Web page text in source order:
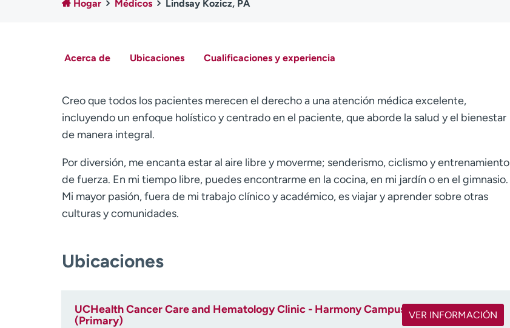
Hogar Médicos Lindsay Kozicz, PA
Acerca de Ubicaciones Cualificaciones y experiencia
Creo que todos los pacientes merecen el derecho a una atención médica excelente,
incluyendo un enfoque holístico y centrado en el paciente, que aborde la salud y el bienestar
de manera integral.
Por diversión, me encanta estar al aire libre y moverme; senderismo, ciclismo y entrenamiento
de fuerza. En mi tiempo libre, puedes encontrarme en la cocina, en mi jardín o en el gimnasio.
Mi mayor pasión, fuera de mi trabajo clínico y académico, es viajar y aprender sobre otras
culturas y comunidades.
Ubicaciones
UCHealth Cancer Care and Hematology Clinic - Harmony Campus
(Primary)
VER INFORMACIÓN